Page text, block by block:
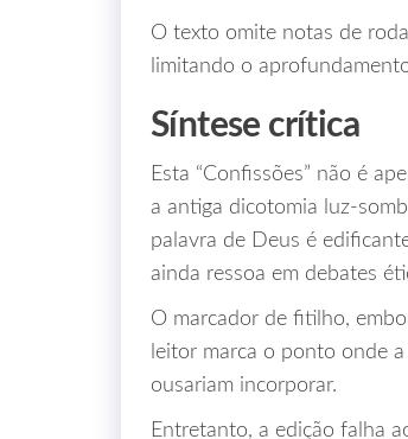
O texto omite notas de
limitando o
Síntese crítica
Esta “Confissões” não é
a antiga dicotomia
palavra de Deus é
ainda ressoa em debates
O marcador de fitilho,
leitor marca o ponto onde
ousariam incorporar.
Entretanto, a edição falha